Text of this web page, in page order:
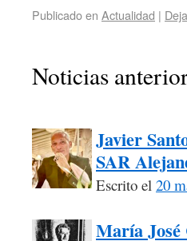
Publicado en Actualidad |
Noticias
Javier
SAR
Escrito el 20
María José